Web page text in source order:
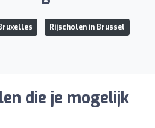
Rijscholen in Brussel
die je mogelijk